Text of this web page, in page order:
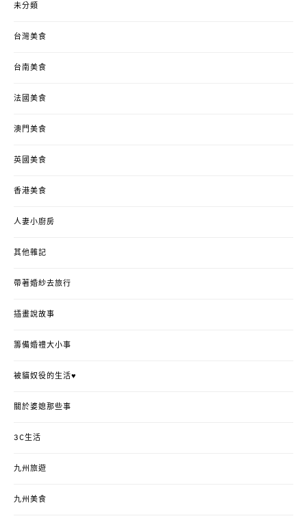
未分類
台灣美食
台南美食
法國美食
澳門美食
英國美食
香港美食
人妻小廚房
其他雜記
帶著婚紗去旅行
插畫說故事
籌備婚禮大小事
被貓奴役的生活♥
關於婆媳那些事
3C生活
九州旅遊
九州美食